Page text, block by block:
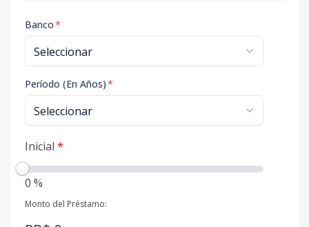
Banco*
Período (En Años)*
Inicial *
0 %
Monto del Préstamo: